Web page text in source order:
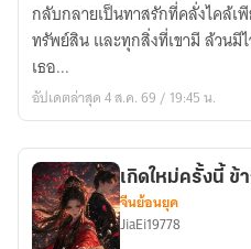
กลับกลายเป็นทาสรักที่คลั่งไคล้เ
ทรัพย์สิน และทุกสิ่งที่เขามี ล้วนมี
เธอ...
อัปเดตล่าสุด 4 ส.ค. 69 / 19:45 น.
เกิดใหม่ครั้งนี้ ข้
จีนย้อนยุค
JiaEi19778